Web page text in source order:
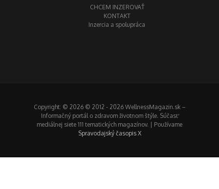
CHCEM INZEROVAŤ
KONTAKT
Inzercia a spolupráca
Copyright: © 2026 © 2012 - 2026 WellnessMagazin.sk –
Informačný portál o zdravom životnom štýle. Súčasť
mediálnej siete 111 tematických magazínov. | Používame
Spravodajský časopis X